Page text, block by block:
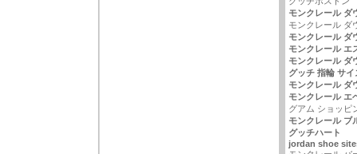
モンクレール ダ
モンクレール ダ
モンクレール ダ
モンクレール エ
モンクレール ダ
グッチ 指輪 サイ
モンクレール ダ
モンクレール エ
グアム ショッピ
モンクレール ブ
グッチハート
jordan shoe